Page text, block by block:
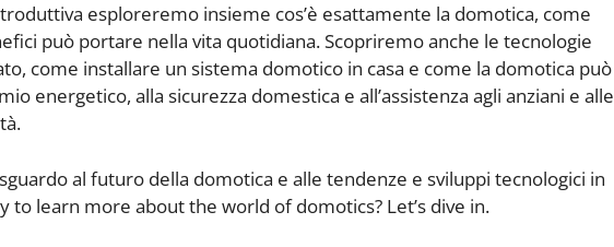
esploreremo insieme cos’è esattamente la domotica, come
può portare nella vita quotidiana. Scopriremo anche le tecnologie
come installare un sistema domotico in casa e come la domotica può
energetico, alla sicurezza domestica e all’assistenza agli anziani e alle
al futuro della domotica e alle tendenze e sviluppi tecnologici in
to learn more about the world of domotics? Let’s dive in.